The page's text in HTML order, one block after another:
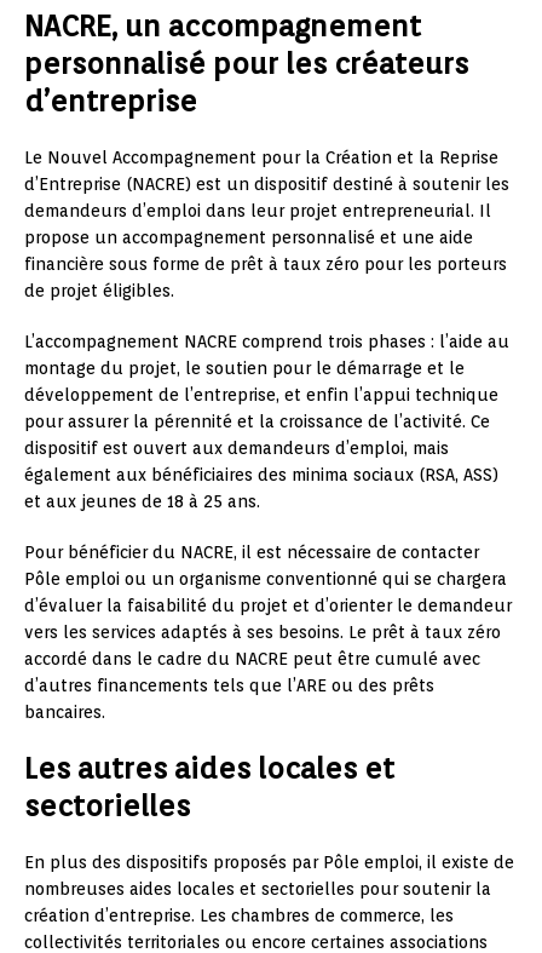
NACRE, un accompagnement
personnalisé pour les créateurs
d’entreprise
Le Nouvel Accompagnement pour la Création et la Reprise
d’Entreprise (NACRE) est un dispositif destiné à soutenir les
demandeurs d’emploi dans leur projet entrepreneurial. Il
propose un accompagnement personnalisé et une aide
financière sous forme de prêt à taux zéro pour les porteurs
de projet éligibles.
L’accompagnement NACRE comprend trois phases : l’aide au
montage du projet, le soutien pour le démarrage et le
développement de l’entreprise, et enfin l’appui technique
pour assurer la pérennité et la croissance de l’activité. Ce
dispositif est ouvert aux demandeurs d’emploi, mais
également aux bénéficiaires des minima sociaux (RSA, ASS)
et aux jeunes de 18 à 25 ans.
Pour bénéficier du NACRE, il est nécessaire de contacter
Pôle emploi ou un organisme conventionné qui se chargera
d’évaluer la faisabilité du projet et d’orienter le demandeur
vers les services adaptés à ses besoins. Le prêt à taux zéro
accordé dans le cadre du NACRE peut être cumulé avec
d’autres financements tels que l’ARE ou des prêts
bancaires.
Les autres aides locales et
sectorielles
En plus des dispositifs proposés par Pôle emploi, il existe de
nombreuses aides locales et sectorielles pour soutenir la
création d’entreprise. Les chambres de commerce, les
collectivités territoriales ou encore certaines associations